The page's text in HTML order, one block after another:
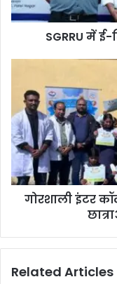
SGRRU में
गोरशाली इंटर
Related Articles